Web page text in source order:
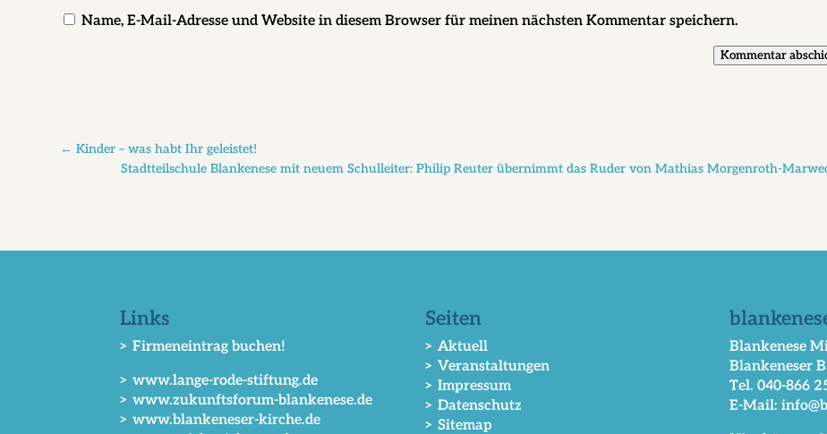
Name, E-Mail-Adresse und Website in diesem Browser für meinen nächsten Kommentar speichern.
Kommentar
←Kinder – was habt Ihr geleistet!
Stadtteilschule Blankenese mit neuem Schulleiter: Philip Reuter übernimmt das Ruder von Mathias Morgenroth-
Links
> Firmeneintrag buchen!
> www.lange-rode-stiftung.de
> www.zukunftsforum-blankenese.de
> www.blankeneser-kirche.de
Seiten
> Aktuell
> Veranstaltungen
> Impressum
> Datenschutz
> Sitemap
Blankenese
Blankeneser
Tel. 040-866
E-Mail: